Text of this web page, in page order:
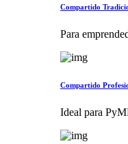
Compartido
Para
Compartido
Ideal para